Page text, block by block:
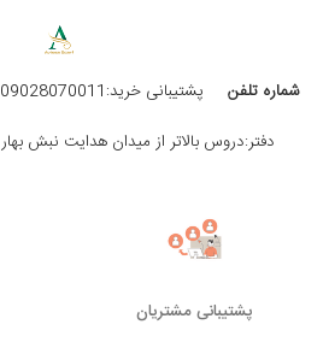
شماره تلفن
پشتیبانی خرید:09028070011
دفتر:دروس بالاتر از میدان هدایت نبش بهار
پشتیبانی مشتریان